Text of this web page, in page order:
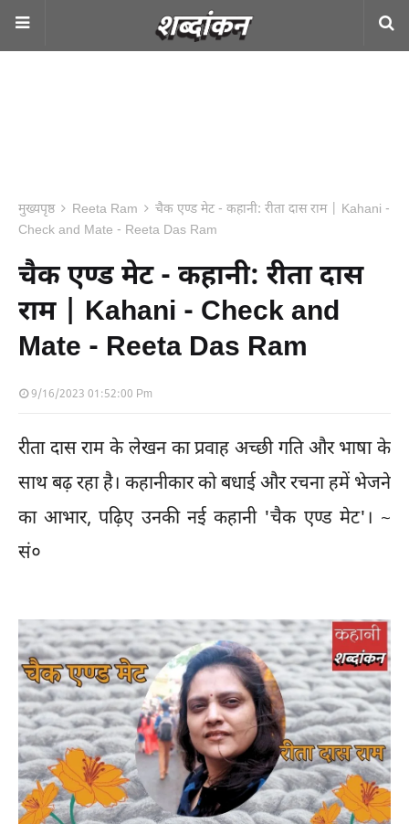
मुख्यपृष्ठ Reeta Ram
चैक एण्ड मेट - कहानी: रीता दास राम | Kahani -
Check and Mate - Reeta Das Ram
चैक एण्ड मेट - कहानी: रीता दास
राम | Kahani - Check and
Mate - Reeta Das Ram
9/16/2023 01:52:00 Pm
रीता दास राम के लेखन का प्रवाह अच्छी गति और भाषा के
साथ बढ़ रहा है। कहानीकार को बधाई और रचना हमें भेजने
का आभार, पढ़िए उनकी नई कहानी 'चैक एण्ड मेट'। ~
सं०